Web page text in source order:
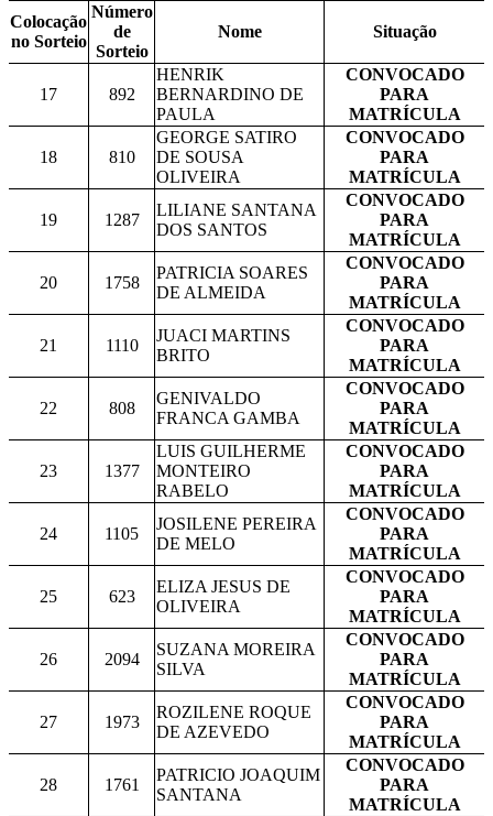
Colocação
no Sorteio
Número
de
Sorteio
Nome Situação
17 892
HENRIK
BERNARDINO DE
PAULA
CONVOCADO
PARA
MATRÍCULA
18 810
GEORGE SATIRO
DE SOUSA
OLIVEIRA
CONVOCADO
PARA
MATRÍCULA
19 1287
LILIANE SANTANA
DOS SANTOS
CONVOCADO
PARA
MATRÍCULA
20 1758
PATRICIA SOARES
DE ALMEIDA
CONVOCADO
PARA
MATRÍCULA
21 1110
JUACI MARTINS
BRITO
CONVOCADO
PARA
MATRÍCULA
22 808
GENIVALDO
FRANCA GAMBA
CONVOCADO
PARA
MATRÍCULA
23 1377
LUIS GUILHERME
MONTEIRO
RABELO
CONVOCADO
PARA
MATRÍCULA
24 1105
JOSILENE PEREIRA
DE MELO
CONVOCADO
PARA
MATRÍCULA
25 623
ELIZA JESUS DE
OLIVEIRA
CONVOCADO
PARA
MATRÍCULA
26 2094
SUZANA MOREIRA
SILVA
CONVOCADO
PARA
MATRÍCULA
27 1973
ROZILENE ROQUE
DE AZEVEDO
CONVOCADO
PARA
MATRÍCULA
28 1761
PATRICIO JOAQUIM
SANTANA
CONVOCADO
PARA
MATRÍCULA